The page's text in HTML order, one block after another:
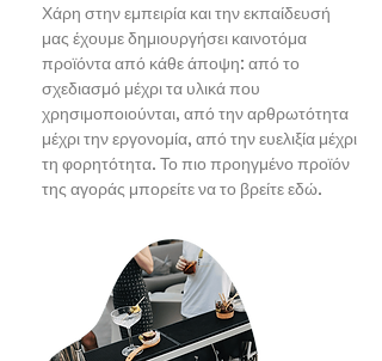
Χάρη στην εμπειρία και την εκπαίδευσή
μας έχουμε δημιουργήσει καινοτόμα
προϊόντα από κάθε άποψη: από το
σχεδιασμό μέχρι τα υλικά που
χρησιμοποιούνται, από την αρθρωτότητα
μέχρι την εργονομία, από την ευελιξία μέχρι
τη φορητότητα. Το πιο προηγμένο προϊόν
της αγοράς μπορείτε να το βρείτε εδώ.